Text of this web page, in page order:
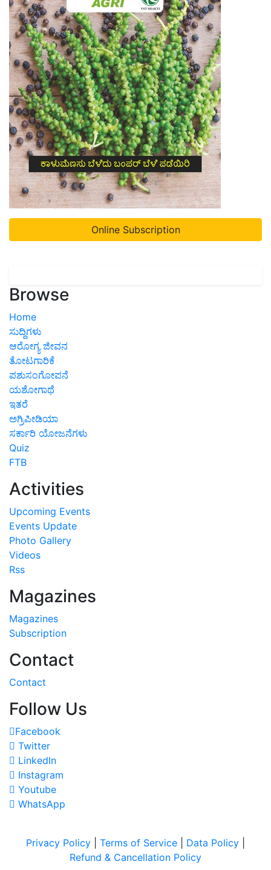
Online Subscription
Browse
Home
ಸುದ್ದಿಗಳು
ಆರೋಗ್ಯ ಜೀವನ
ತೋಟಗಾರಿಕೆ
ಪಶುಸಂಗೋಪನೆ
ಯಶೋಗಾಥೆ
ಇತರೆ
ಅಗ್ರಿಪೀಡಿಯಾ
ಸರ್ಕಾರಿ ಯೋಜನೆಗಳು
Quiz
FTB
Activities
Upcoming Events
Events Update
Photo Gallery
Videos
Rss
Magazines
Magazines
Subscription
Contact
Contact
Follow Us
Facebook
Twitter
LinkedIn
Instagram
Youtube
WhatsApp
Privacy Policy Terms of Service Data Policy
Refund & Cancellation Policy